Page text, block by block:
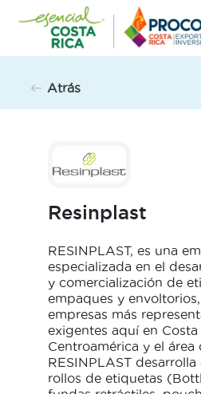
contenido
Atrás
Resinplast
RESINPLAST, es una
especializada en el
y comercialización de
empaques y
empresas más
exigentes aquí en Costa
Centroamérica y el área
RESINPLAST
rollos de etiquetas